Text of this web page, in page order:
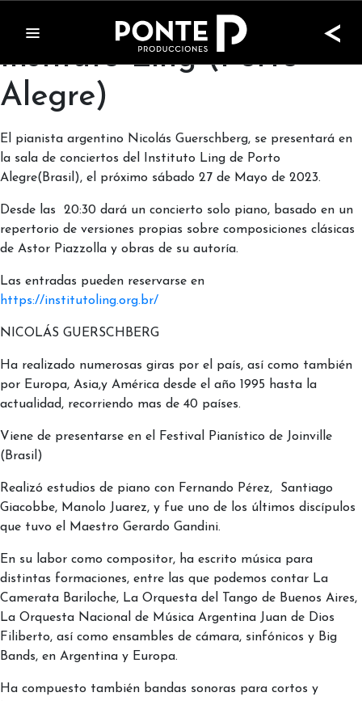
<
Nicolás Guerschberg en
Instituto Ling (Porto
Alegre)
El pianista argentino Nicolás Guerschberg, se presentará en
la sala de conciertos del Instituto Ling de Porto
Alegre(Brasil), el próximo sábado 27 de Mayo de 2023.
Desde las 20:30 dará un concierto solo piano, basado en un
repertorio de versiones propias sobre composiciones clásicas
de Astor Piazzolla y obras de su autoría.
Las entradas pueden reservarse en
https://institutoling.org.br/
NICOLÁS GUERSCHBERG
Ha realizado numerosas giras por el país, así como también
por Europa, Asia,y América desde el año 1995 hasta la
actualidad, recorriendo mas de 40 países.
Viene de presentarse en el Festival Pianístico de Joinville
(Brasil)
Realizó estudios de piano con Fernando Pérez, Santiago
Giacobbe, Manolo Juarez, y fue uno de los últimos discípulos
que tuvo el Maestro Gerardo Gandini.
En su labor como compositor, ha escrito música para
distintas formaciones, entre las que podemos contar La
Camerata Bariloche, La Orquesta del Tango de Buenos Aires,
La Orquesta Nacional de Música Argentina Juan de Dios
Filiberto, así como ensambles de cámara, sinfónicos y Big
Bands, en Argentina y Europa.
Ha compuesto también bandas sonoras para cortos y